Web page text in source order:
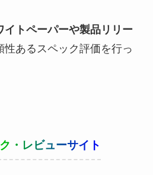
イトペーパーや製品リリー
性あるスペック評価を行っ
・レビューサイト